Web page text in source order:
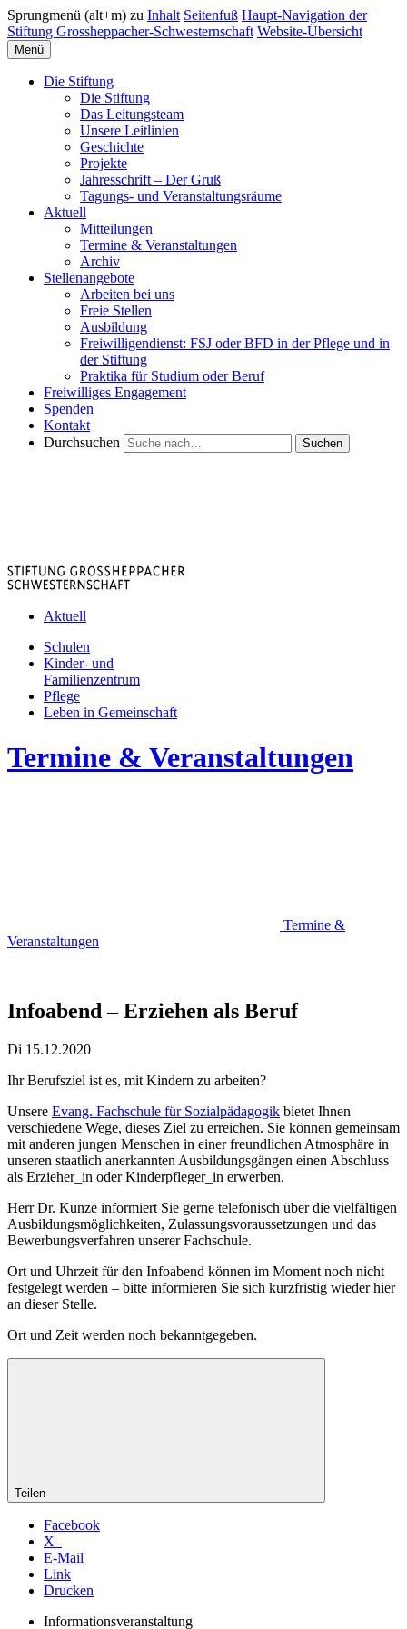
Sprungmenü (alt+m) zu Inhalt Seitenfuß Haupt-Navigation der
Stiftung Grossheppacher-Schwesternschaft Website-Übersicht
Menü
Die Stiftung
Die Stiftung
Das Leitungsteam
Unsere Leitlinien
Geschichte
Projekte
Jahresschrift – Der Gruß
Tagungs- und Veranstaltungsräume
Aktuell
Mitteilungen
Termine & Veranstaltungen
Archiv
Stellenangebote
Arbeiten bei uns
Freie Stellen
Ausbildung
Freiwilligendienst: FSJ oder BFD in der Pflege und in
der Stiftung
Praktika für Studium oder Beruf
Freiwilliges Engagement
Spenden
Kontakt
Durchsuchen
Suchen
Aktuell
Schulen
Kinder- und
Familienzentrum
Pflege
Leben in Gemeinschaft
Termine & Veranstaltungen
Termine &
Veranstaltungen
Infoabend – Erziehen als Beruf
Di 15.12.2020
Ihr Berufsziel ist es, mit Kindern zu arbeiten?
Unsere Evang. Fachschule für Sozialpädagogik bietet Ihnen
verschiedene Wege, dieses Ziel zu erreichen. Sie können gemeinsam
mit anderen jungen Menschen in einer freundlichen Atmosphäre in
unseren staatlich anerkannten Ausbildungsgängen einen Abschluss
als Erzieher_in oder Kinderpfleger_in erwerben.
Herr Dr. Kunze informiert Sie gerne telefonisch über die vielfältigen
Ausbildungsmöglichkeiten, Zulassungsvoraussetzungen und das
Bewerbungsverfahren unserer Fachschule.
Ort und Uhrzeit für den Infoabend können im Moment noch nicht
festgelegt werden – bitte informieren Sie sich kurzfristig wieder hier
an dieser Stelle.
Ort und Zeit werden noch bekanntgegeben.
Teilen
Facebook
X
E-Mail
Link
Drucken
Informationsveranstaltung